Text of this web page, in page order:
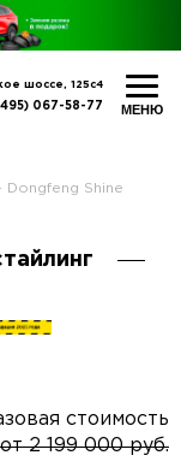
шоссе, 125с4
067-58-77
Dongfeng Shine
стоимость
от2 199 000руб.